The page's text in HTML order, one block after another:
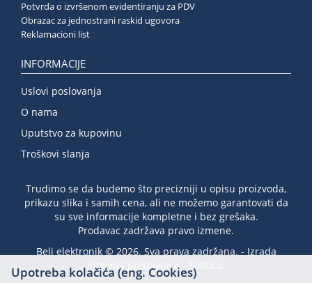
Potvrda o izvršenom evidentiranju za PDV
Obrazac za jednostrani raskid ugovora
Reklamacioni list
INFORMACIJE
Uslovi poslovanja
O nama
Uputstvo za kupovinu
Troškovi slanja
Trudimo se da budemo što precizniji u opisu proizvoda,
prikazu slika i samih cena, ali ne možemo garantovati da
su sve informacije kompletne i bez grešaka.
Prodavac zadržava pravo izmene.
Beli elektronik © 2026. Sva prava zadržana. - Izrada
internet prodavnice
Selltico.
Upotreba kolačića (eng. Cookies)